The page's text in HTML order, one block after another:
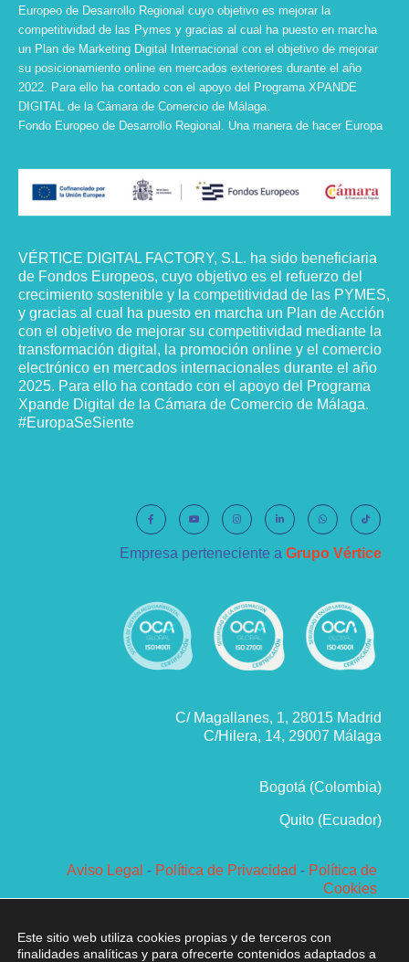
Europeo de Desarrollo Regional cuyo objetivo es mejorar la
competitividad de las Pymes y gracias al cual ha puesto en marcha
un Plan de Marketing Digital Internacional con el objetivo de mejorar
su posicionamiento online en mercados exteriores durante el año
2022. Para ello ha contado con el apoyo del Programa XPANDE
DIGITAL de la Cámara de Comercio de Málaga.
Fondo Europeo de Desarrollo Regional. Una manera de hacer Europa
VÉRTICE DIGITAL FACTORY, S.L. ha sido beneficiaria
de Fondos Europeos, cuyo objetivo es el refuerzo del
crecimiento sostenible y la competitividad de las PYMES,
y gracias al cual ha puesto en marcha un Plan de Acción
con el objetivo de mejorar su competitividad mediante la
transformación digital, la promoción online y el comercio
electrónico en mercados internacionales durante el año
2025. Para ello ha contado con el apoyo del Programa
Xpande Digital de la Cámara de Comercio de Málaga.
#EuropaSeSiente
Empresa perteneciente a Grupo Vértice
C/ Magallanes, 1, 28015 Madrid
C/Hilera, 14, 29007 Málaga
Bogotá (Colombia)
Quito (Ecuador)
Aviso Legal - Política de Privacidad - Política de
Cookies
reservados
Este sitio web utiliza cookies propias y de terceros con
finalidades analíticas y para ofrecerte contenidos adaptados a